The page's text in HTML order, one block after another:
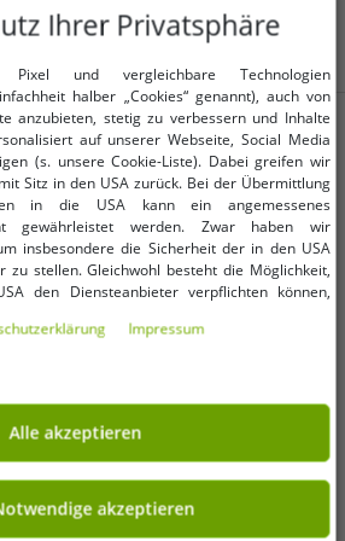
REDUZIERTE ARTIKEL
-80%
Ihrer Privatsphäre
und vergleichbare Technologien
halber „Cookies“ genannt), auch von
anzubieten, stetig zu verbessern und Inhalte
auf unserer Webseite, Social Media
(s. unsere Cookie-Liste). Dabei greifen wir
Sitz in den USA zurück. Bei der Übermittlung
in die USA kann ein angemessenes
gewährleistet werden. Zwar haben wir
insbesondere die Sicherheit der in den USA
zu stellen. Gleichwohl besteht die Möglichkeit,
den Diensteanbieter verpflichten können,
US-Gesetzgebung, ein wirksamer
Deiner Einwilligung gem. Art. 49 Abs. 1 lit. a
die Übermittlung in die USA für einverstanden
Du hast die Wahl, ob nur notwendige
sollen oder ob Du darüber hinaus weitere
Standardmäßig sind nur notwendige Dienste
akzeptieren verwenden“ bestätigen
entweder für „Alle akzeptieren“
Impressum
Alle akzeptieren
akzeptieren